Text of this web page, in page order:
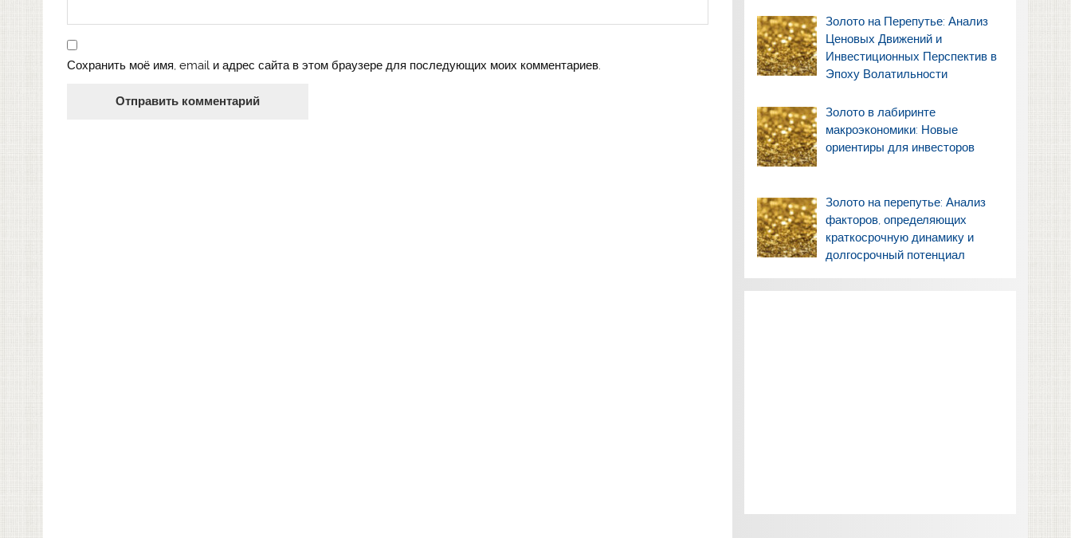
Сохранить моё имя, email и адрес сайта в этом браузере для последующих моих комментариев.
Золото на Перепутье: Анализ
Ценовых Движений и
Инвестиционных Перспектив в
Эпоху Волатильности
Золото в лабиринте
макроэкономики: Новые
ориентиры для инвесторов
Золото на перепутье: Анализ
факторов, определяющих
краткосрочную динамику и
долгосрочный потенциал